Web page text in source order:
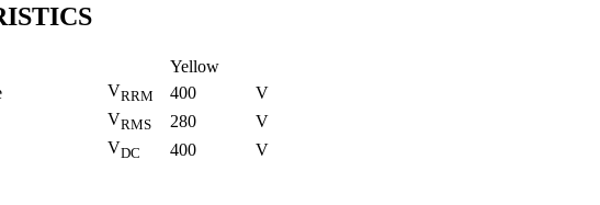
Yellow
VRRM 400
V
VRMS 280
V
VDC 400
V